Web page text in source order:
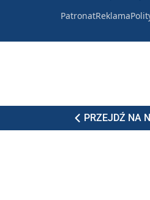
PRZEJDŹ NA
PatronatReklama